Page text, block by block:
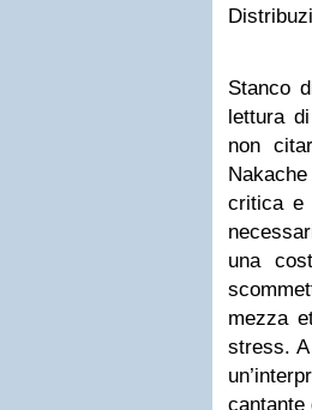
Stanco
lettura
non
critica e
una
mezza
stress.
cantante